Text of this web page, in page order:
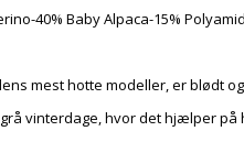
40% Baby Alpaca-15% Polyamid
mest hotte modeller, er blødt
vinterdage, hvor det hjælper